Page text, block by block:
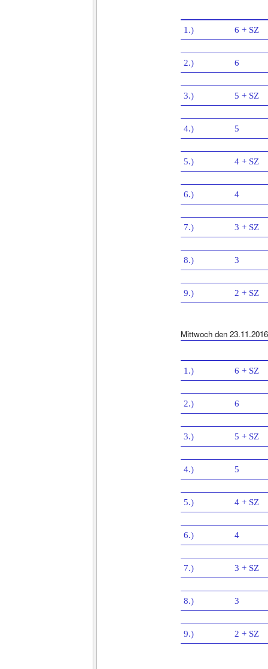
1.) 6 + SZ
2.) 6
3.) 5 + SZ
4.) 5
5.) 4 + SZ
6.) 4
7.) 3 + SZ
8.) 3
9.) 2 + SZ
Mittwoch den 23.11.2016
1.) 6 + SZ
2.) 6
3.) 5 + SZ
4.) 5
5.) 4 + SZ
6.) 4
7.) 3 + SZ
8.) 3
9.) 2 + SZ